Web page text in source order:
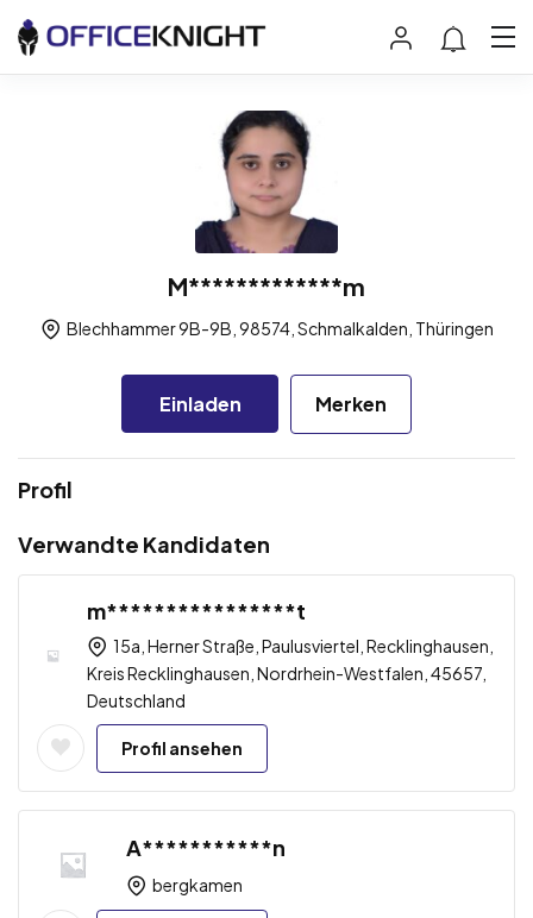
M*************m
Blechhammer 9B-9B, 98574, Schmalkalden, Thüringen
Einladen Merken
Profil
Verwandte Kandidaten
m****************t
15a, Herner Straße, Paulusviertel, Recklinghausen,
Kreis Recklinghausen, Nordrhein-Westfalen, 45657,
Deutschland
Profil ansehen
A***********n
bergkamen